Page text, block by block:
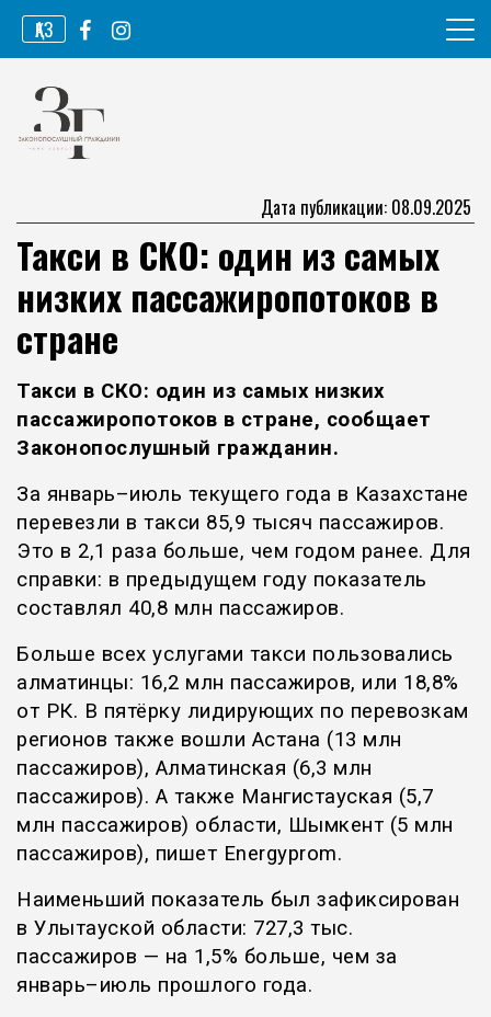
Перейти
содержимому
ҚАЗ
Законопослушный гражданин
Дата публикации: 08.09.2025
Такси в СКО: один из самых
низких пассажиропотоков в
стране
Такси в СКО: один из самых низких
пассажиропотоков в стране, сообщает
Законопослушный гражданин.
За январь–июль текущего года в Казахстане
перевезли в такси 85,9 тысяч пассажиров.
Это в 2,1 раза больше, чем годом ранее. Для
справки: в предыдущем году показатель
составлял 40,8 млн пассажиров.
Больше всех услугами такси пользовались
алматинцы: 16,2 млн пассажиров, или 18,8%
от РК. В пятёрку лидирующих по перевозкам
регионов также вошли Астана (13 млн
пассажиров), Алматинская (6,3 млн
пассажиров). А также Мангистауская (5,7
млн пассажиров) области, Шымкент (5 млн
пассажиров), пишет Еnergyprom.
Наименьший показатель был зафиксирован
в Улытауской области: 727,3 тыс.
пассажиров — на 1,5% больше, чем за
январь–июль прошлого года.